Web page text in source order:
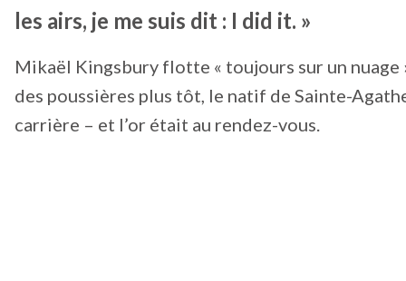
les airs, je me suis dit : I did it. »
Mikaël Kingsbury flotte « toujours sur un nuage
des poussières plus tôt, le natif de Sainte-
carrière – et l’or était au rendez-vous.